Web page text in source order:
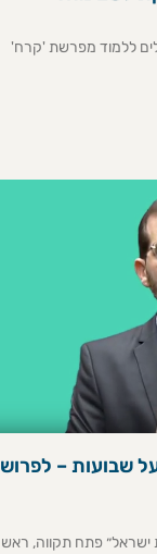
ללמוד מפרשת 'קרח'
שבועות – לפרוש
ישראל״ פתח תקווה, ראש